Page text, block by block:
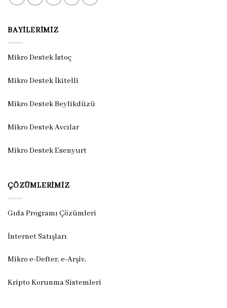
BAYILERIMIZ
Mikro Destek İstoç
Mikro Destek İkitelli
Mikro Destek Beylikdüzü
Mikro Destek Avcılar
Mikro Destek Esenyurt
ÇÖZÜMLERIMIZ
Gıda Programı Çözümleri
İnternet Satışları
Mikro e-Defter, e-Arşiv,
Kripto Korunma Sistemleri